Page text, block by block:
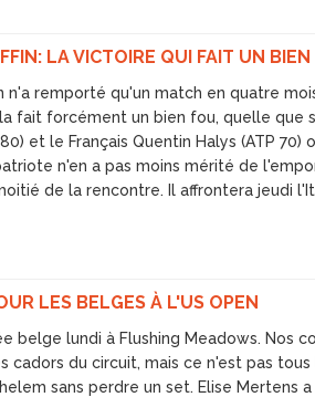
LA VICTOIRE QUI FAIT UN BIEN
n'a remporté qu'un match en quatre
fait forcément un bien fou, quelle que
et le Français Quentin Halys (ATP
n'en a pas moins mérité de
de la rencontre. Il affrontera jeudi
LES BELGES À L'US OPEN
belge lundi à Flushing Meadows. Nos
cadors du circuit, mais ce n'est pas
sans perdre un set. Elise Mertens